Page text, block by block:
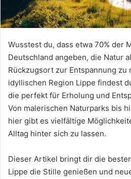
Wusstest du, dass etwa 70% der
Deutschland angeben, die Natur
Rückzugsort zur Entspannung zu
idyllischen Region Lippe findest
die perfekt für Erholung und
Von malerischen Naturparks bis
hier gibt es vielfältige
Alltag hinter sich zu lassen.
Dieser Artikel bringt dir die
Lippe die Stille genießen und